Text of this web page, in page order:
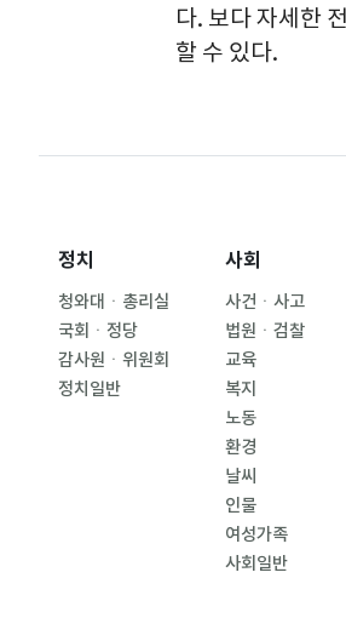
다. 보다 자세한
할 수 있다.
정치
청와대ㆍ총리실
국회ㆍ정당
감사원ㆍ위원회
정치일반
사회
사건ㆍ사고
법원ㆍ검찰
교육
복지
노동
환경
날씨
인물
여성가족
사회일반